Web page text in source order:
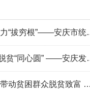
统战要闻
省市要闻
根”——安庆市统一战线助力脱贫攻坚
——安庆发挥统一战线优势助力脱贫攻坚(下)
富 ——安庆发挥统一战线优势助力脱贫攻坚(上)